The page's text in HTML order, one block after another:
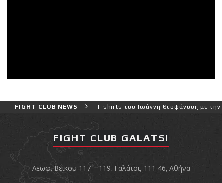
FIGHT CLUB NEWS
Νέα επίσημα T-shirts του Ιωάννη Θεοφάνους με την
FIGHT CLUB GALATSI
Λεωφ. Βεϊκου 117 – 119, Γαλάτσι, 111 46, Αθήνα